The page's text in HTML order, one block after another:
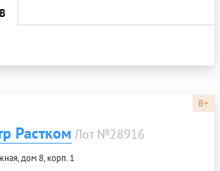
B+
Растком Лот №28916
дом 8, корп. 1